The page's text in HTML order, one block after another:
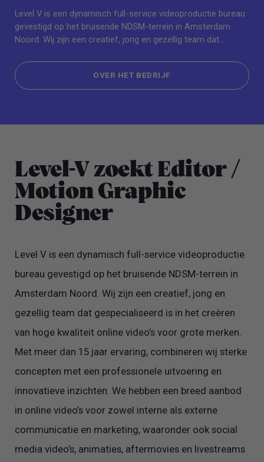
Level V is een dynamisch full-service videoproductie bureau
gevestigd op het bruisende NDSM-terrein in Amsterdam
Noord. Wij zijn een creatief, jong en gezellig team dat
video’s voor grote merken
OVER HET BEDRIJF
Level-V zoekt Editor /
Motion Graphic
Designer
Level V is een dynamisch full-service videoproductie
bureau gevestigd op het bruisende NDSM-terrein in
Amsterdam Noord. Wij zijn een creatief, jong en
gezellig team dat gespecialiseerd is in het creëren
van hoge kwaliteit online video’s voor grote merken.
Met meer dan 15 jaar ervaring, combineren wij sterke
concepten met een professionele uitvoering en
innovatieve inzichten. We hebben een breed aanbod
in online video’s voor zowel interne als externe
communicatie en marketing, waaronder ook social
media video’s, animaties, aftermovies en livestreams